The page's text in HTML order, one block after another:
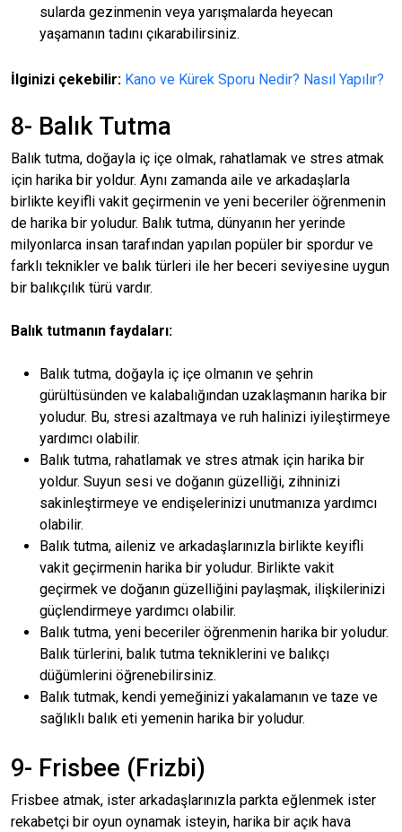
sularda gezinmenin veya yarışmalarda heyecan
yaşamanın tadını çıkarabilirsiniz.
İlginizi çekebilir: Kano ve Kürek Sporu Nedir? Nasıl Yapılır?
8- Balık Tutma
Balık tutma, doğayla iç içe olmak, rahatlamak ve stres atmak
için harika bir yoldur. Aynı zamanda aile ve arkadaşlarla
birlikte keyifli vakit geçirmenin ve yeni beceriler öğrenmenin
de harika bir yoludur. Balık tutma, dünyanın her yerinde
milyonlarca insan tarafından yapılan popüler bir spordur ve
farklı teknikler ve balık türleri ile her beceri seviyesine uygun
bir balıkçılık türü vardır.
Balık tutmanın faydaları:
Balık tutma, doğayla iç içe olmanın ve şehrin
gürültüsünden ve kalabalığından uzaklaşmanın harika bir
yoludur. Bu, stresi azaltmaya ve ruh halinizi iyileştirmeye
yardımcı olabilir.
Balık tutma, rahatlamak ve stres atmak için harika bir
yoldur. Suyun sesi ve doğanın güzelliği, zihninizi
sakinleştirmeye ve endişelerinizi unutmanıza yardımcı
olabilir.
Balık tutma, aileniz ve arkadaşlarınızla birlikte keyifli
vakit geçirmenin harika bir yoludur. Birlikte vakit
geçirmek ve doğanın güzelliğini paylaşmak, ilişkilerinizi
güçlendirmeye yardımcı olabilir.
Balık tutma, yeni beceriler öğrenmenin harika bir yoludur.
Balık türlerini, balık tutma tekniklerini ve balıkçı
düğümlerini öğrenebilirsiniz.
Balık tutmak, kendi yemeğinizi yakalamanın ve taze ve
sağlıklı balık eti yemenin harika bir yoludur.
9- Frisbee (Frizbi)
Frisbee atmak, ister arkadaşlarınızla parkta eğlenmek ister
rekabetçi bir oyun oynamak isteyin, harika bir açık hava